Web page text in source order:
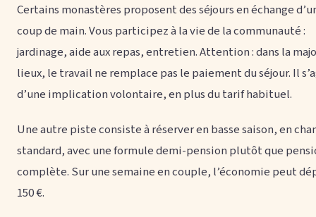
Certains monastères proposent des séjours en échange
coup de main. Vous participez à la vie de la communauté :
jardinage, aide aux repas, entretien. Attention : dans la
lieux, le travail ne remplace pas le paiement du séjour. Il
d’une implication volontaire, en plus du tarif habituel.
Une autre piste consiste à réserver en basse saison, en
standard, avec une formule demi-pension plutôt que
complète. Sur une semaine en couple, l’économie peut
150 €.